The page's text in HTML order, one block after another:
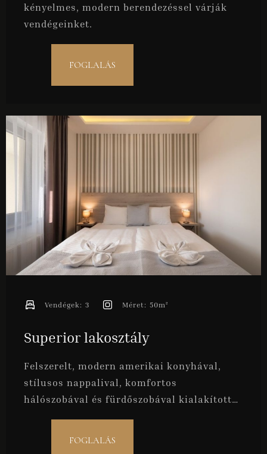
kényelmes, modern berendezéssel várják
vendégeinket.
FOGLALÁS
Superior lakosztály
Felszerelt, modern amerikai konyhával,
stílusos nappalival, komfortos
hálószobával és fürdőszobával kialakított
Vendégek: 3 Méret: 50m²
FOGLALÁS